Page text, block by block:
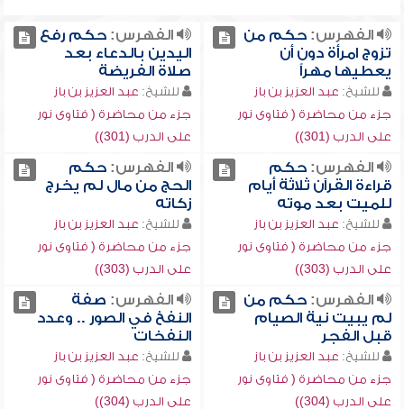
الفهرس:حكم من
تزوج امرأة دون أن
يعطيها مهراً
للشيخ: عبد العزيز بن باز
جزء من محاضرة ( فتاوى نور
على الدرب (301))
الفهرس:حكم رفع
اليدين بالدعاء بعد
صلاة الفريضة
للشيخ: عبد العزيز بن باز
جزء من محاضرة ( فتاوى نور
على الدرب (301))
الفهرس:حكم
قراءة القرآن ثلاثة أيام
للميت بعد موته
للشيخ: عبد العزيز بن باز
جزء من محاضرة ( فتاوى نور
على الدرب (303))
الفهرس:حكم
الحج من مال لم يخرج
زكاته
للشيخ: عبد العزيز بن باز
جزء من محاضرة ( فتاوى نور
على الدرب (303))
الفهرس:حكم من
لم يبيت نية الصيام
قبل الفجر
للشيخ: عبد العزيز بن باز
جزء من محاضرة ( فتاوى نور
على الدرب (304))
الفهرس: صفة
النفخ في الصور .. وعدد
النفخات
للشيخ: عبد العزيز بن باز
جزء من محاضرة ( فتاوى نور
على الدرب (304))